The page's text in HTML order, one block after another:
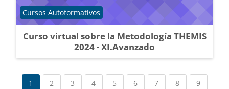
Curso virtual sobre la Metodología THEMIS
2024 - XI.Avanzado
Catégorie de cours
Cursos Autoformativos
1 2 (current)
3 (current)
4(current)
5 (current)
6(current)
7(current)
8(current)
9(current)